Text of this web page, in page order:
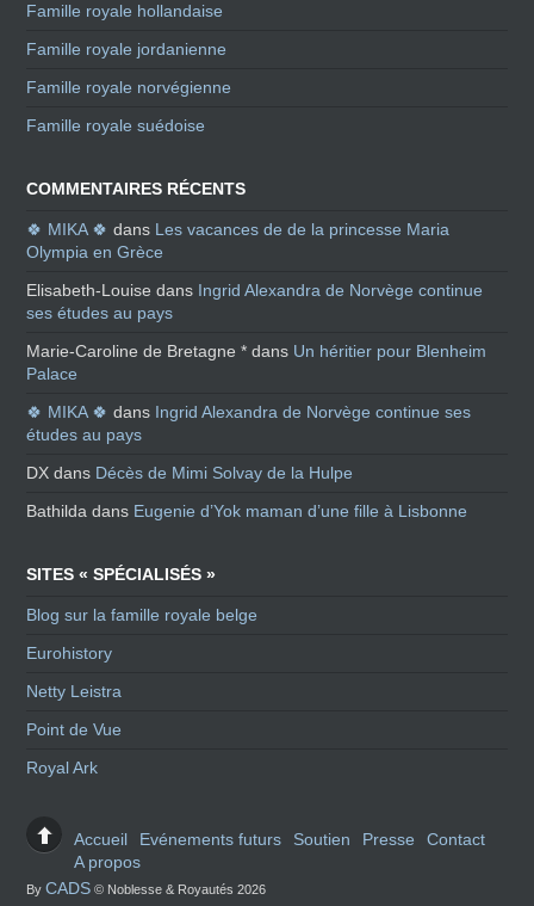
Famille royale hollandaise
Famille royale jordanienne
Famille royale norvégienne
Famille royale suédoise
COMMENTAIRES RÉCENTS
🍀 MIKA 🍀 dans Les vacances de de la princesse Maria
Olympia en Grèce
Elisabeth-Louise dans Ingrid Alexandra de Norvège continue
ses études au pays
Marie-Caroline de Bretagne * dans Un héritier pour Blenheim
Palace
🍀 MIKA 🍀 dans Ingrid Alexandra de Norvège continue ses
études au pays
DX dans Décès de Mimi Solvay de la Hulpe
Bathilda dans Eugenie d’Yok maman d’une fille à Lisbonne
SITES « SPÉCIALISÉS »
Blog sur la famille royale belge
Eurohistory
Netty Leistra
Point de Vue
Royal Ark
Accueil Evénements futurs Soutien Presse
Contact
A propos
ByCADS © Noblesse & Royautés 2026